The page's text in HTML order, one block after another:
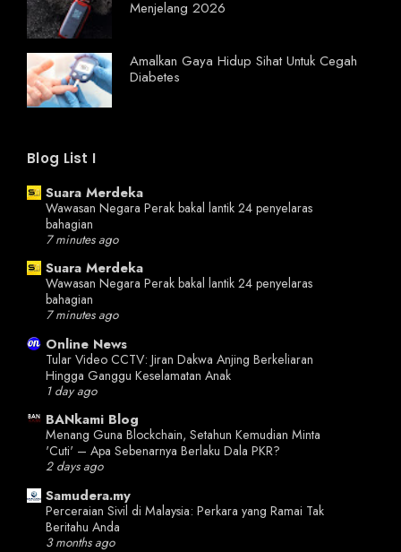
Menjelang 2026
Amalkan Gaya Hidup Sihat Untuk Cegah
Diabetes
Blog List I
Suara Merdeka
Wawasan Negara Perak bakal lantik 24 penyelaras
bahagian
7 minutes ago
Suara Merdeka
Wawasan Negara Perak bakal lantik 24 penyelaras
bahagian
7 minutes ago
Online News
Tular Video CCTV: Jiran Dakwa Anjing Berkeliaran
Hingga Ganggu Keselamatan Anak
1 day ago
BANkami Blog
Menang Guna Blockchain, Setahun Kemudian Minta
'Cuti' – Apa Sebenarnya Berlaku Dala PKR?
2 days ago
Samudera.my
Perceraian Sivil di Malaysia: Perkara yang Ramai Tak
Beritahu Anda
3 months ago